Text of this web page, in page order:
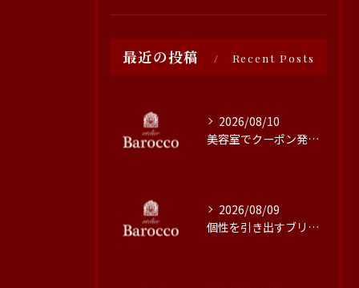
最近の投稿 Recent Posts
2026/08/10
美容室でクーポン発行を活用する賢い方法と最新お得情報まとめ
2026/08/09
個性を引き出すブリーチ技術の魅力と施術のこだわり